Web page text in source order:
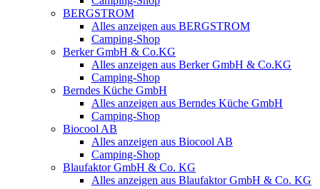
BERGSTROM
Alles anzeigen aus BERGSTROM
Camping-Shop
Berker GmbH & Co.KG
Alles anzeigen aus Berker GmbH & Co.KG
Camping-Shop
Berndes Küche GmbH
Alles anzeigen aus Berndes Küche GmbH
Camping-Shop
Biocool AB
Alles anzeigen aus Biocool AB
Camping-Shop
Blaufaktor GmbH & Co. KG
Alles anzeigen aus Blaufaktor GmbH & Co. KG